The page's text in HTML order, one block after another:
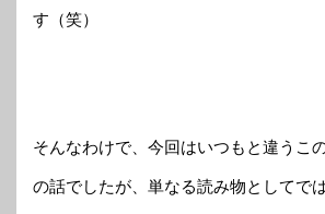
す（笑）
そんなわけで、今回はいつもと違うこ
の話でしたが、単なる読み物としてでは